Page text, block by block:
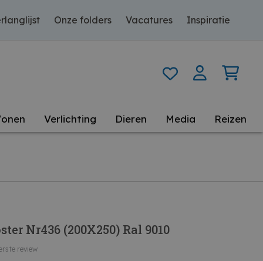
Onze folders Vacatures Inspiratie
Verlichting Dieren Media Reizen
Nr436 (200X250) Ral 9010
review